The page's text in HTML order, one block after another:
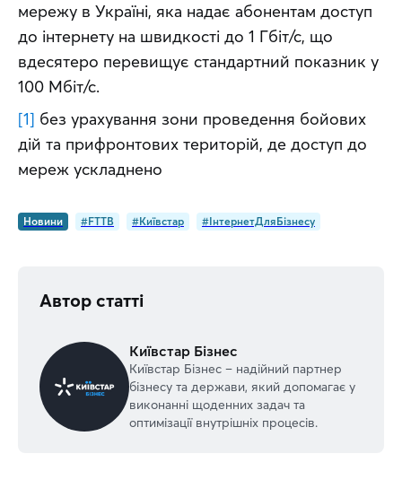
мережу в Україні, яка надає абонентам доступ
до інтернету на швидкості до 1 Гбіт/с, що
вдесятеро перевищує стандартний показник у
100 Мбіт/с.
[1] без урахування зони проведення бойових
дій та прифронтових територій, де доступ до
мереж ускладнено
Новини #FTTB #Київстар #ІнтернетДляБізнесу
Автор статті
Київстар Бізнес
Київстар Бізнес – надійний партнер
бізнесу та держави, який допомагає у
виконанні щоденних задач та
оптимізації внутрішніх процесів.